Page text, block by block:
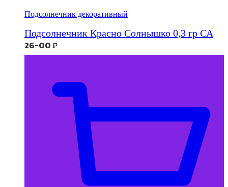
Подсолнечник декоративный
Подсолнечник Красно Солнышко 0,3 гр СА
26-00₽